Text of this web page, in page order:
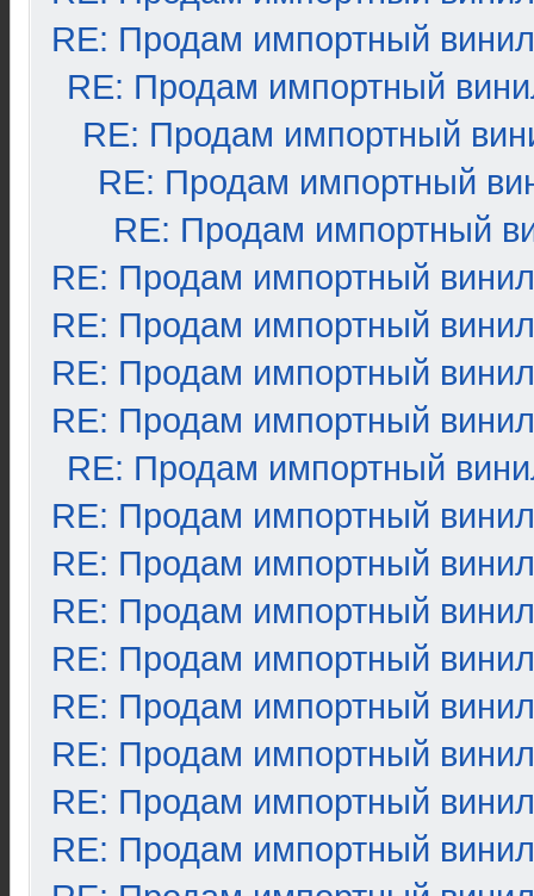
RE: Продам импортный винил
RE: Продам импортный
RE: Продам импортный
RE: Продам импортный
RE: Продам импортный
RE: Продам импортный винил
RE: Продам импортный винил
RE: Продам импортный винил
RE: Продам импортный винил
RE: Продам импортный
RE: Продам импортный винил
RE: Продам импортный винил
RE: Продам импортный винил
RE: Продам импортный винил
RE: Продам импортный винил
RE: Продам импортный винил
RE: Продам импортный винил
RE: Продам импортный винил